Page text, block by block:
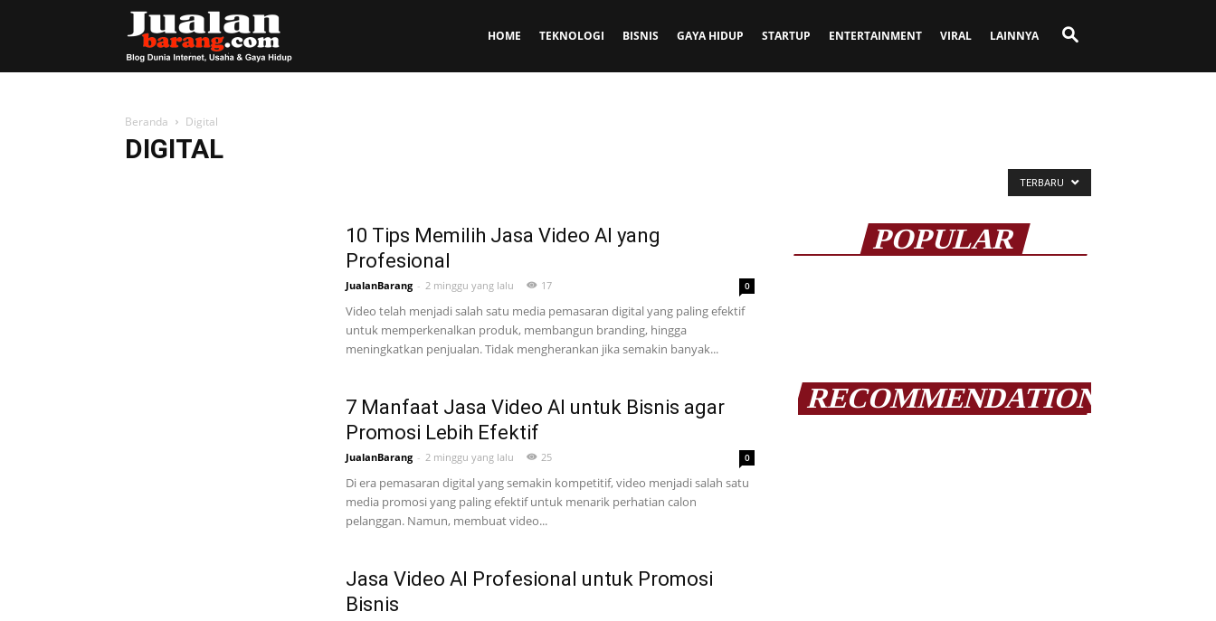
HOME TEKNOLOGI BISNIS GAYA HIDUP STARTUP ENTERTAINMENT VIRAL LAINNYA
Beranda Digital
DIGITAL
TERBARU
10 Tips Memilih Jasa Video AI yang
Profesional
JualanBarang - 2 minggu yang lalu 17 0
Video telah menjadi salah satu media pemasaran digital yang paling efektif
untuk memperkenalkan produk, membangun branding, hingga
meningkatkan penjualan. Tidak mengherankan jika semakin banyak...
7 Manfaat Jasa Video AI untuk Bisnis agar
Promosi Lebih Efektif
JualanBarang - 2 minggu yang lalu 25 0
Di era pemasaran digital yang semakin kompetitif, video menjadi salah satu
media promosi yang paling efektif untuk menarik perhatian calon
pelanggan. Namun, membuat video...
Jasa Video AI Profesional untuk Promosi
Bisnis
POPULAR
RECOMMENDATION